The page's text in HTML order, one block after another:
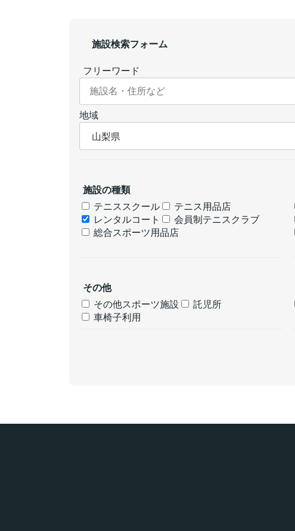
施設検索フォーム
フリーワード
地域
施設の種類
テニススクール
テニス用品店
レンタルコート
会員制テニスクラブ
総合スポーツ用品店
その他
その他スポーツ施設
託児所
車椅子利用